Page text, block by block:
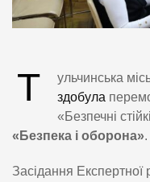
Т
ульчинська
здобула
«Безпечні
«Безпека і оборона».
Засідання Експертної